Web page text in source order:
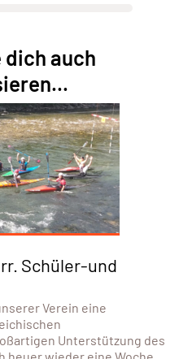
dich auch
Schüler-und
Verein eine
Unterstützung des